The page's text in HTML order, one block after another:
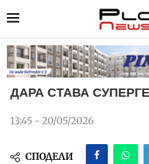
ДАРА СТАВА
13:45 - 20/05/2026
СПОДЕЛИ